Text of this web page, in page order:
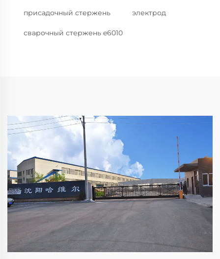
присадочный стержень электрод
сварочный стержень e6010